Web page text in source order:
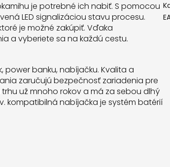
je potrebné ich nabiť. S pomocou
LED signalizáciou stavu procesu.
je možné zakúpiť. Vďaka
a vyberiete sa na každú cestu.
banku, nabíjačku. Kvalita a
zaručujú bezpečnosť zariadenia pre
už mnoho rokov a má za sebou dlhý
kompatibilná nabíjačka je systém batérií